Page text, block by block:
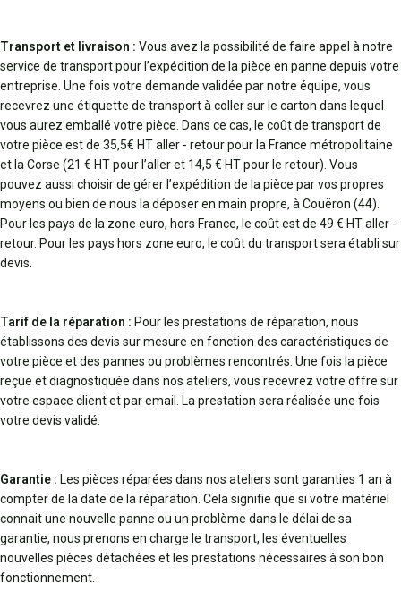
Transport et livraison : Vous avez la possibilité de faire appel à notre
service de transport pour l’expédition de la pièce en panne depuis votre
entreprise. Une fois votre demande validée par notre équipe, vous
recevrez une étiquette de transport à coller sur le carton dans lequel
vous aurez emballé votre pièce. Dans ce cas, le coût de transport de
votre pièce est de 35,5€ HT aller - retour pour la France métropolitaine
et la Corse (21 € HT pour l’aller et 14,5 € HT pour le retour). Vous
pouvez aussi choisir de gérer l’expédition de la pièce par vos propres
moyens ou bien de nous la déposer en main propre, à Couëron (44).
Pour les pays de la zone euro, hors France, le coût est de 49 € HT aller -
retour. Pour les pays hors zone euro, le coût du transport sera établi sur
devis.
Tarif de la réparation : Pour les prestations de réparation, nous
établissons des devis sur mesure en fonction des caractéristiques de
votre pièce et des pannes ou problèmes rencontrés. Une fois la pièce
reçue et diagnostiquée dans nos ateliers, vous recevrez votre offre sur
votre espace client et par email. La prestation sera réalisée une fois
votre devis validé.
Garantie : Les pièces réparées dans nos ateliers sont garanties 1 an à
compter de la date de la réparation. Cela signifie que si votre matériel
connait une nouvelle panne ou un problème dans le délai de sa
garantie, nous prenons en charge le transport, les éventuelles
nouvelles pièces détachées et les prestations nécessaires à son bon
fonctionnement.